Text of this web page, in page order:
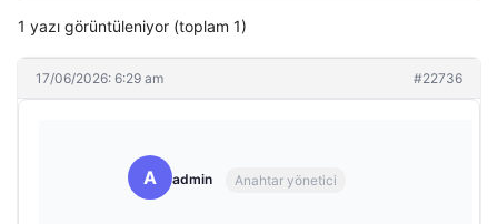
1 yazı görüntüleniyor (toplam 1)
17/06/2026: 6:29 am #22736
A admin Anahtar yönetici